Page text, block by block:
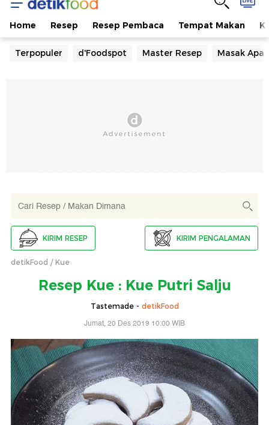
Home Resep Resep Pembaca Tempat Makan
Terpopuler d'Foodspot Master Resep Masak Apa
KIRIM RESEP KIRIM PENGALAMAN
detikFood Kue
Resep Kue : Kue Putri Salju
Tastemade - detikFood
Jumat, 20 Des 2019 10:00 WIB